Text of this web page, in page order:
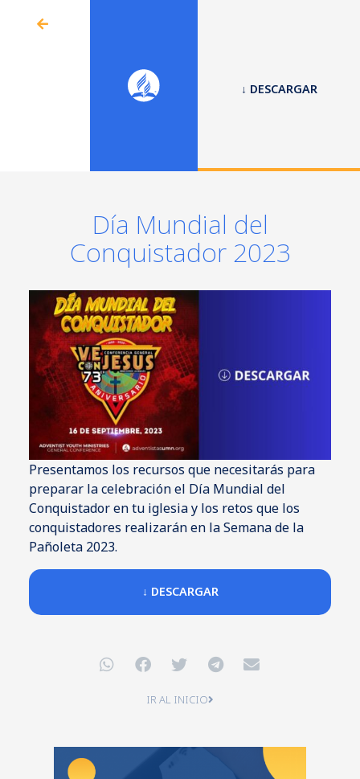
↓ DESCARGAR
Día Mundial del
Conquistador 2023
Presentamos los recursos que necesitarás para
preparar la celebración el Día Mundial del
Conquistador en tu iglesia y los retos que los
conquistadores realizarán en la Semana de la
Pañoleta 2023.
↓ DESCARGAR
IR AL INICIO